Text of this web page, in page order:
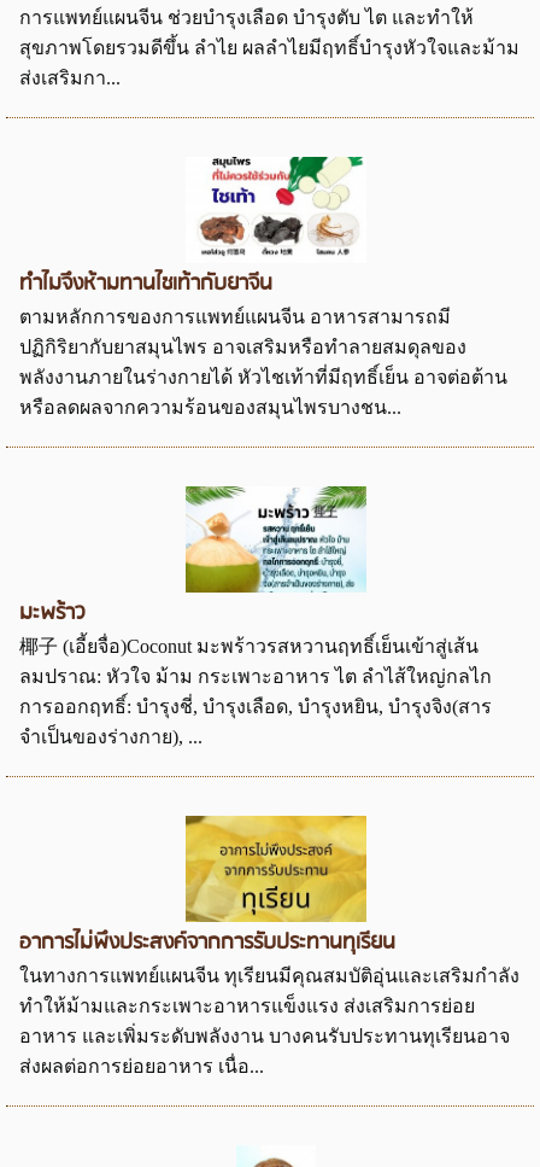
การแพทย์แผนจีน ช่วยบำรุงเลือด บำรุงตับ ไต และทำให้
สุขภาพโดยรวมดีขึ้น ลำไย ผลลำไยมีฤทธิ์บำรุงหัวใจและม้าม
ส่งเสริมกา...
ทำไมจึงห้ามทานไชเท้ากับยาจีน
ตามหลักการของการแพทย์แผนจีน อาหารสามารถมี
ปฏิกิริยากับยาสมุนไพร อาจเสริมหรือทำลายสมดุลของ
พลังงานภายในร่างกายได้ หัวไชเท้าที่มีฤทธิ์เย็น อาจต่อต้าน
หรือลดผลจากความร้อนของสมุนไพรบางชน...
มะพร้าว
椰子 (เอี้ยจื่อ)Coconut มะพร้าวรสหวานฤทธิ์เย็นเข้าสู่เส้น
ลมปราณ: หัวใจ ม้าม กระเพาะอาหาร ไต ลำไส้ใหญ่กลไก
การออกฤทธิ์: บำรุงชี่, บำรุงเลือด, บำรุงหยิน, บำรุงจิง(สาร
จำเป็นของร่างกาย), ...
อาการไม่พึงประสงค์จากการรับประทานทุเรียน
ในทางการแพทย์แผนจีน ทุเรียนมีคุณสมบัติอุ่นและเสริมกำลัง
ทำให้ม้ามและกระเพาะอาหารแข็งแรง ส่งเสริมการย่อย
อาหาร และเพิ่มระดับพลังงาน บางคนรับประทานทุเรียนอาจ
ส่งผลต่อการย่อยอาหาร เนื่อ...